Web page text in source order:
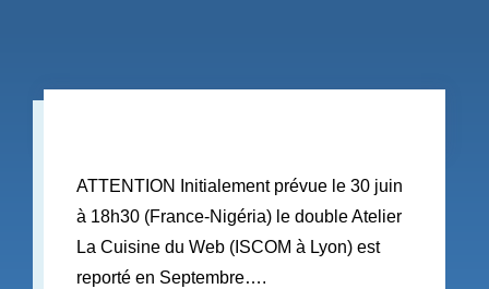
ATTENTION Initialement prévue le 30 juin
à 18h30 (France-Nigéria) le double Atelier
La Cuisine du Web (ISCOM à Lyon) est
reporté en Septembre….